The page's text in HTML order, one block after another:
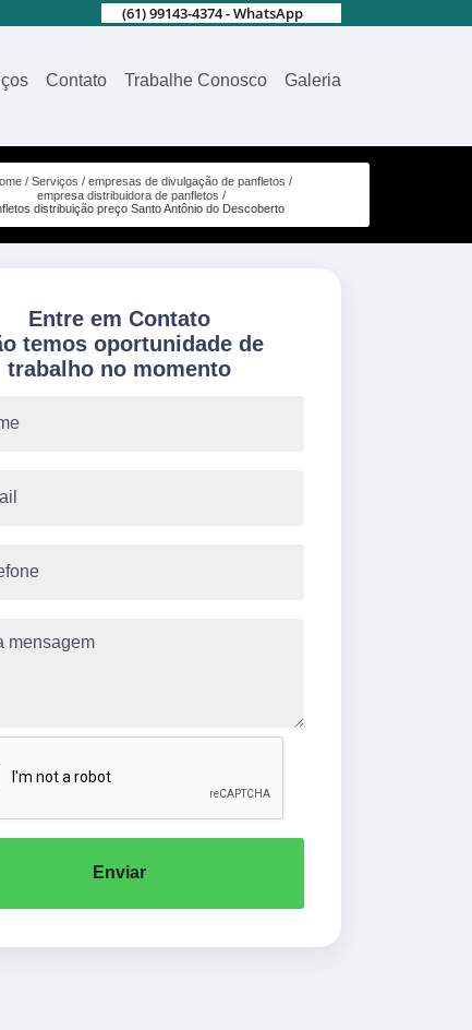
(61) 99143-4374 - WhatsApp
Contato Trabalhe Conosco Galeria
Serviços
empresas de divulgação de panfletos
empresa distribuidora de panfletos
distribuição preço Santo Antônio do Descoberto
Entre em Contato
temos oportunidade de
trabalho no momento
Enviar